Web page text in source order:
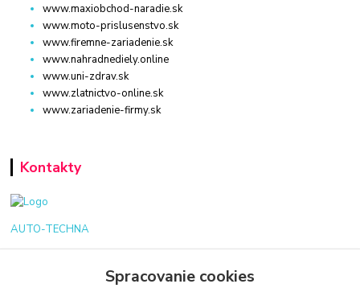
www.maxiobchod-naradie.sk
www.moto-prislusenstvo.sk
www.firemne-zariadenie.sk
www.nahradnediely.online
www.uni-zdrav.sk
www.zlatnictvo-online.sk
www.zariadenie-firmy.sk
Kontakty
AUTO-TECHNA
+421 940 949 000Spracovanie cookies